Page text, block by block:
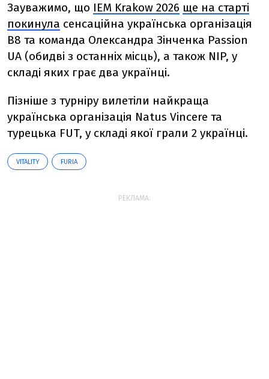
Зауважимо, що IEM Krakow 2026 ще на старті
покинула сенсаційна українська організація
B8 та команда Олександра Зінченка Passion
UA (обидві з останніх місць), а також NIP, у
складі яких грає два українці.
Пізніше з турніру вилетіли найкраща
українська організація Natus Vincere та
турецька FUT, у складі якої грали 2 українці.
VITALITY FURIA
РЕКЛАМА: